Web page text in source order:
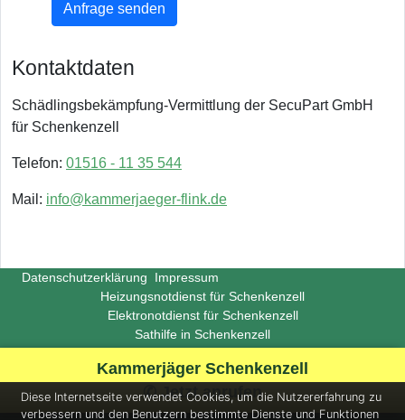
Kammerjäger Schenkenzell
✆ Jetzt anrufen
Anfrage senden
Kontaktdaten
Schädlingsbekämpfung-Vermittlung der SecuPart GmbH
für Schenkenzell
Telefon: 01516 - 11 35 544
Mail: info@kammerjaeger-flink.de
Datenschutzerklärung
Impressum
Heizungsnotdienst für Schenkenzell
Elektronotdienst für Schenkenzell
Sathilfe in Schenkenzell
(Last update 2026-06-29)
Diese Internetseite verwendet Cookies, um die Nutzererfahrung zu
verbessern und den Benutzern bestimmte Dienste und Funktionen